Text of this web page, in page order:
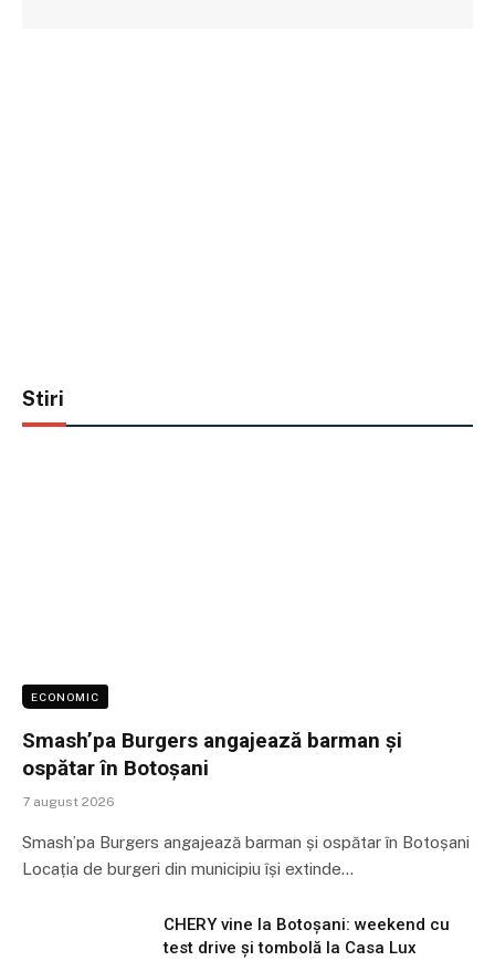
Stiri
ECONOMIC
Smash’pa Burgers angajează barman și
ospătar în Botoșani
7 august 2026
Smash’pa Burgers angajează barman și ospătar în Botoșani
Locația de burgeri din municipiu își extinde…
CHERY vine la Botoșani: weekend cu
test drive și tombolă la Casa Lux